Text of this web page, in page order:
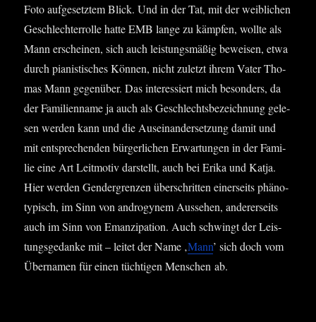
Foto auf­ge­setz­tem Blick. Und in der Tat, mit der weib­li­chen
Geschlech­ter­rol­le hat­te EMB lan­ge zu kämp­fen, woll­te als
Mann erschei­nen, sich auch leis­tungs­mä­ßig bewei­sen, etwa
durch pia­nis­ti­sches Kön­nen, nicht zuletzt ihrem Vater Tho­
mas Mann gegen­über. Das inter­es­siert mich beson­ders, da
der Fami­li­en­na­me ja auch als Geschlechts­be­zeich­nung gele­
sen wer­den kann und die Aus­ein­an­der­set­zung damit und
mit ent­spre­chen­den bür­ger­li­chen Erwar­tun­gen in der Fami­
lie eine Art Leit­mo­tiv dar­stellt, auch bei Eri­ka und Kat­ja.
Hier wer­den Gen­der­gren­zen über­schrit­ten einer­seits phä­no­
ty­pisch, im Sinn von andro­gy­nem Aus­se­hen, ande­rer­seits
auch im Sinn von Eman­zi­pa­ti­on. Auch schwingt der Leis­
tungs­ge­dan­ke mit – lei­tet der Name ‚Mann’ sich doch vom
Über­na­men für einen tüch­ti­gen Men­schen ab.